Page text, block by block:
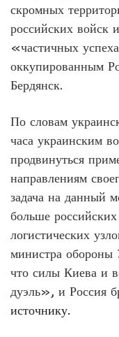
скромных
российских войск
«частичных
оккупированным
Бердянск.
По словам
часа украинским
продвинуться
направлениям
задача на данный
больше
логистических
министра обороны
что силы Киева и
дуэль», и Россия
источнику.